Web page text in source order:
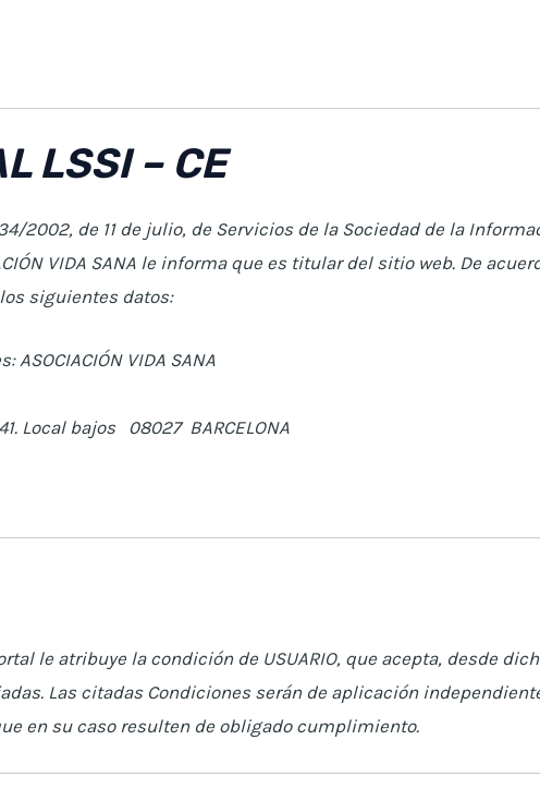
LSSI – CE
2002, de 11 de julio, de Servicios de la Sociedad de la
VIDA SANA le informa que es titular del sitio web. De
siguientes datos:
VIDA SANA
Local bajos 08027 BARCELONA
le atribuye la condición de USUARIO, que acepta, desde
Las citadas Condiciones serán de aplicación
en su caso resulten de obligado cumplimiento.